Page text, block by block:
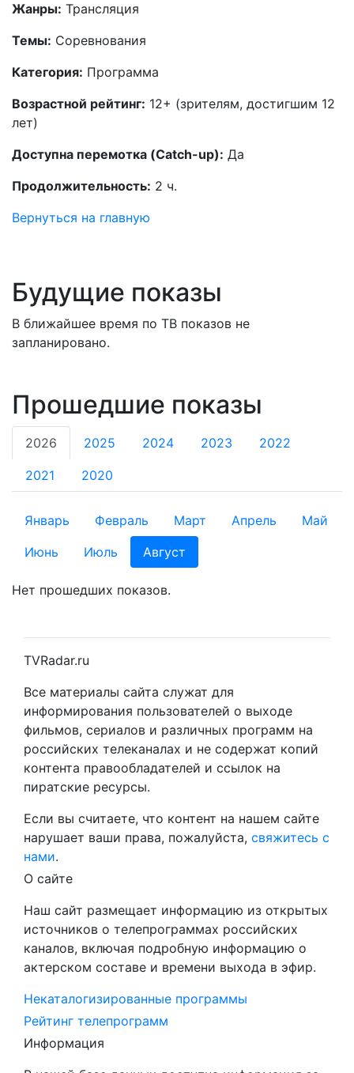
Жанры: Трансляция
Темы: Соревнования
Категория: Программа
Возрастной рейтинг: 12+ (зрителям, достигшим 12
лет)
Доступна перемотка (Catch-up): Да
Продолжительность: 2 ч.
Вернуться на главную
Будущие показы
В ближайшее время по ТВ показов не
запланировано.
Прошедшие показы
2026 2025 2024 2023 2022
2021 2020
Январь Февраль Март Апрель
Май
Июнь
Июль Август
Нет прошедших показов.
TVRadar.ru
Все материалы сайта служат для
информирования пользователей о выходе
фильмов, сериалов и различных программ на
российских телеканалах и не содержат копий
контента правообладателей и ссылок на
пиратские ресурсы.
Если вы считаете, что контент на нашем сайте
нарушает ваши права, пожалуйста, свяжитесь с
нами.
О сайте
Наш сайт размещает информацию из открытых
источников о телепрограммах российских
каналов, включая подробную информацию о
актерском составе и времени выхода в эфир.
Некаталогизированные программы
Рейтинг телепрограмм
Информация